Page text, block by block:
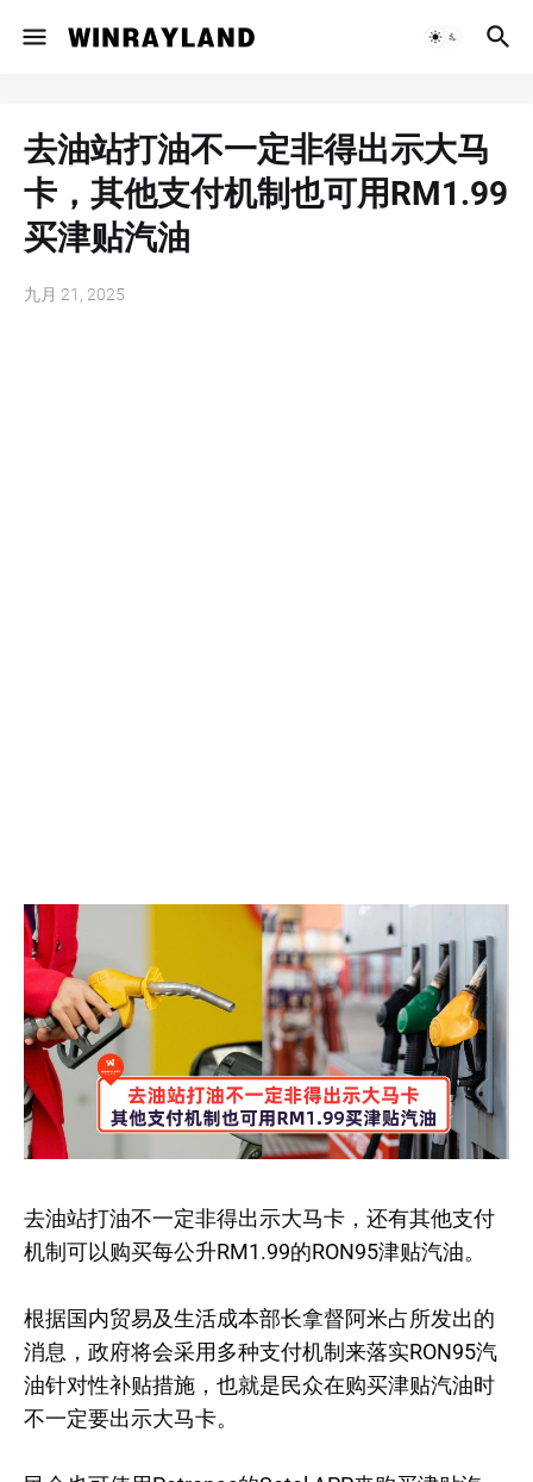
去油站打油不一定非得出示大马
卡，其他支付机制也可用RM1.99
买津贴汽油
九月 21, 2025
去油站打油不一定非得出示大马卡，还有其他支付
机制可以购买每公升RM1.99的RON95津贴汽油。
根据国内贸易及生活成本部长拿督阿米占所发出的
消息，政府将会采用多种支付机制来落实RON95汽
油针对性补贴措施，也就是民众在购买津贴汽油时
不一定要出示大马卡。